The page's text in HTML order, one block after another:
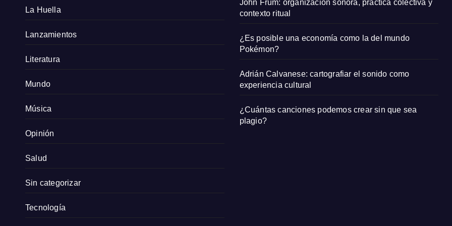
La Huella
Lanzamientos
Literatura
Mundo
Música
Opinión
Salud
Sin categorizar
Tecnología
John Frum: organización sonora, práctica colectiva y
contexto ritual
¿Es posible una economía como la del mundo
Pokémon?
Adrián Calvanese: cartografiar el sonido como
experiencia cultural
¿Cuántas canciones podemos crear sin que sea
plagio?